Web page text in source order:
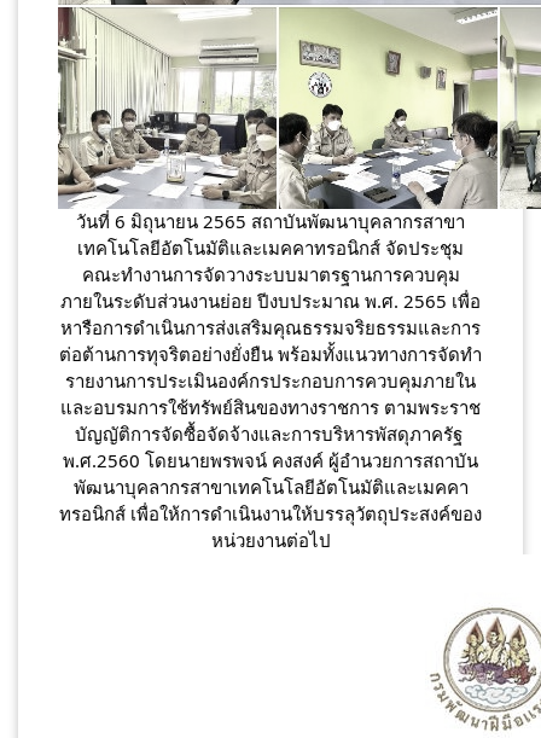
วันที่ 6 มิถุนายน 2565 สถาบันพัฒนาบุคลากรสาขา
เทคโนโลยีอัตโนมัติและเมคคาทรอนิกส์ จัดประชุม
คณะทำงานการจัดวางระบบมาตรฐานการควบคุม
ภายในระดับส่วนงานย่อย ปีงบประมาณ พ.ศ. 2565 เพื่อ
หารือการดำเนินการส่งเสริมคุณธรรมจริยธรรมและการ
ต่อต้านการทุจริตอย่างยั่งยืน พร้อมทั้งแนวทางการจัดทำ
รายงานการประเมินองค์กรประกอบการควบคุมภายใน
และอบรมการใช้ทรัพย์สินของทางราชการ ตามพระราช
บัญญัติการจัดซื้อจัดจ้างและการบริหารพัสดุภาครัฐ
พ.ศ.2560 โดยนายพรพจน์ คงสงค์ ผู้อำนวยการสถาบัน
พัฒนาบุคลากรสาขาเทคโนโลยีอัตโนมัติและเมคคา
ทรอนิกส์ เพื่อให้การดำเนินงานให้บรรลุวัตถุประสงค์ของ
หน่วยงานต่อไป